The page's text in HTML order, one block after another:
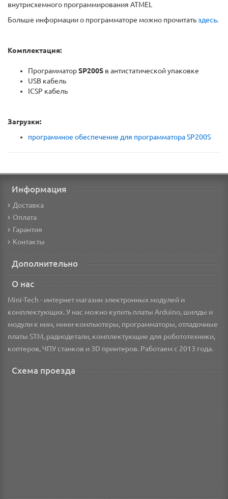
внутрисхемного программирования ATMEL
Больше информации о программаторе можно прочитатьздесь.
Комплектация:
ПрограмматорSP200S в антистатической упаковке
USB кабель
ICSP кабель
Загрузки:
программное обеспечение для программатора SP200S
Информация
Доставка
Оплата
Гарантия
Контакты
Дополнительно
О нас
Mini-Tech - интернет магазин электронных модулей и
комплектующих. У нас можно купить платы Arduino, шилды и
модули к ним, мини-компьютеры, программаторы, отладочные
платы STM, радиодетали, комплектующие для робототехники,
коптеров, ЧПУ станков и 3D принтеров. Работаем с 2013 года.
Схема проезда